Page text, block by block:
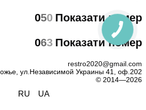
050 Показати номер
063 Показати номер
restro2020@gmail.com
ул.Независимой Украины 41, оф.202
© 2014—2026
RU UA